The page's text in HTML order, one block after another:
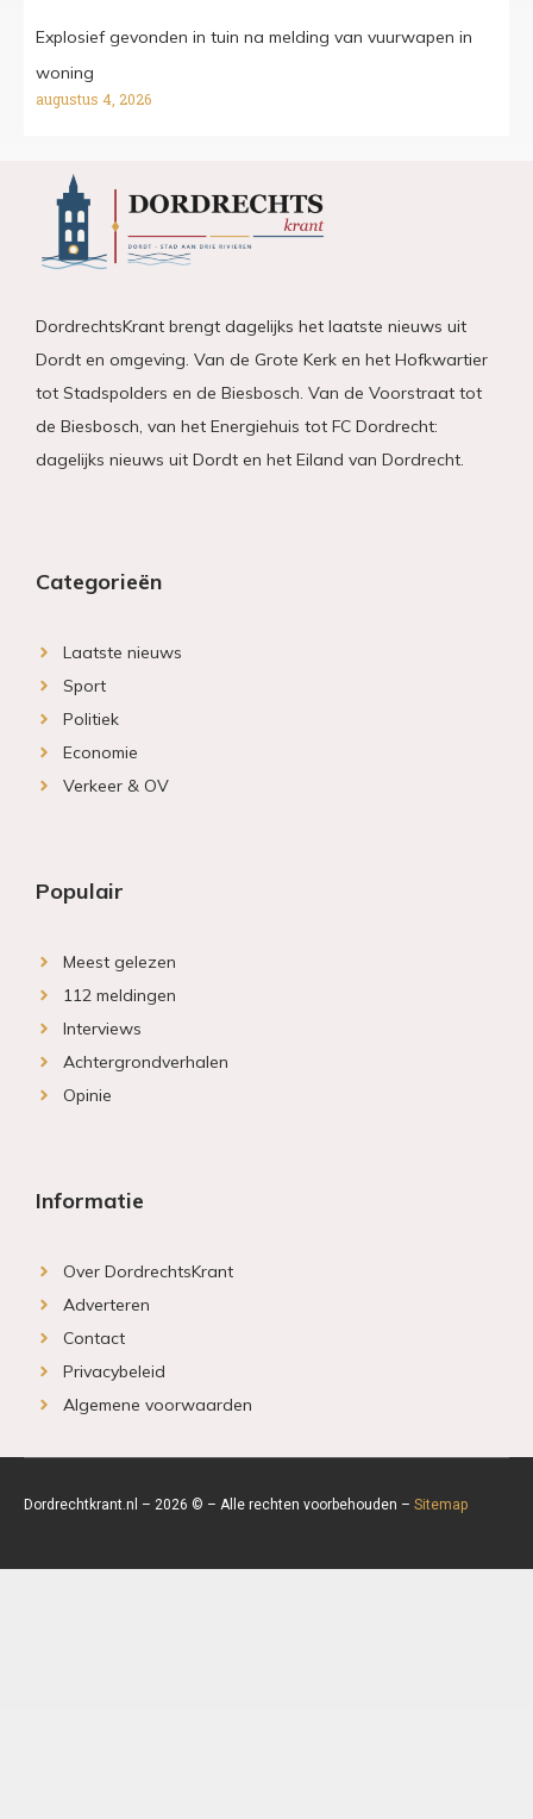
Explosief gevonden in tuin na melding van vuurwapen in
woning
augustus 4, 2026
DordrechtsKrant brengt dagelijks het laatste nieuws uit
Dordt en omgeving. Van de Grote Kerk en het Hofkwartier
tot Stadspolders en de Biesbosch. Van de Voorstraat tot
de Biesbosch, van het Energiehuis tot FC Dordrecht:
dagelijks nieuws uit Dordt en het Eiland van Dordrecht.
Categorieën
Laatste nieuws
Sport
Politiek
Economie
Verkeer & OV
Populair
Meest gelezen
112 meldingen
Interviews
Achtergrondverhalen
Opinie
Informatie
Over DordrechtsKrant
Adverteren
Contact
Privacybeleid
Algemene voorwaarden
Dordrechtkrant.nl – 2026 © – Alle rechten voorbehouden – Sitemap